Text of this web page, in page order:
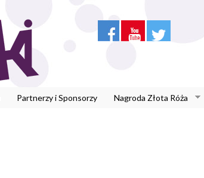
Partnerzy i Sponsorzy Nagroda Złota Róża